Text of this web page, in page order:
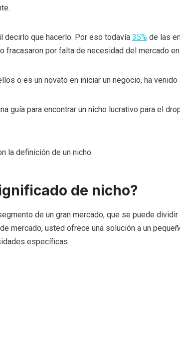
decirlo que hacerlo. Por eso todavía 35%de las
fracasaron por falta de necesidad del mercado
o es un novato en iniciar un negocio, ha venido
guía para encontrar un nicho lucrativo para el
la definición de un nicho.
de nicho?
de un gran mercado, que se puede
mercado, usted ofrece una solución a un
específicas.